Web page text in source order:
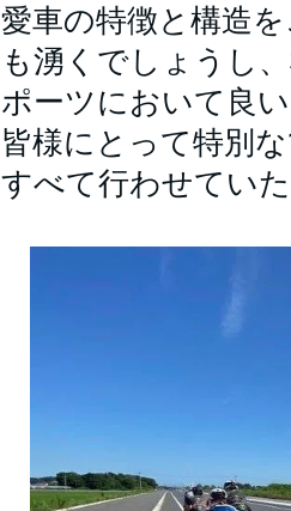
愛車の特徴と構造
も湧くでしょうし
ポーツにおいて良
皆様にとって特別
すべて行わせてい